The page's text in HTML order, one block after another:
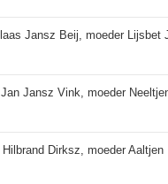
Jansz Beij, moeder Lijsbet
Jansz Vink, moeder
Dirksz, moeder Aaltjen